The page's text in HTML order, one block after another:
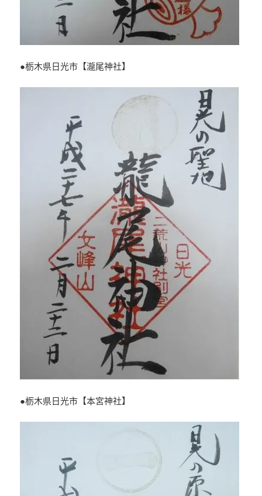
●栃木県日光市【瀧尾神社】
●栃木県日光市【本宮神社】